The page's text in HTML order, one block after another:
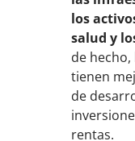
los
salud y
de
tienen
de
rentas.